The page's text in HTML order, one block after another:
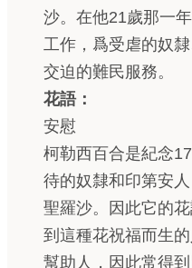
沙。在他21歲那一
工作，爲受虐的奴
交迫的難民服務。
花語：
安慰
柯勒西百合是紀念
待的奴隸和印第安
聖羅沙。因此它的
到這種花祝福而生
幫助人，因此常得